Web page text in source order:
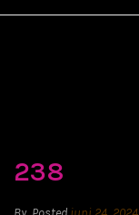
238